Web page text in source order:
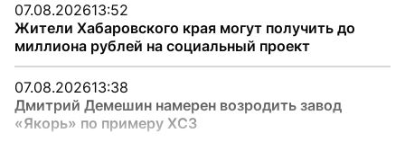
07.08.202613:52
Жители Хабаровского края могут получить до
миллиона рублей на социальный проект
07.08.202613:38
Дмитрий Демешин намерен возродить завод
«Якорь» по примеру ХСЗ